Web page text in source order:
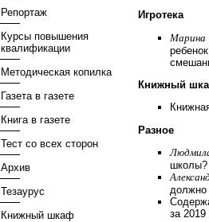
Репортаж
Курсы повышения
квалификации
Методическая копилка
Газета в газете
Книга в газете
Тест со всех сторон
Архив
Тезаурус
Книжный шкаф
Игротека
Марина
Книжный
Разное
школы?
должно
за 2019